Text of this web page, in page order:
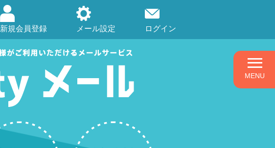
新規会員登録 メール設定 ログイン
MENU